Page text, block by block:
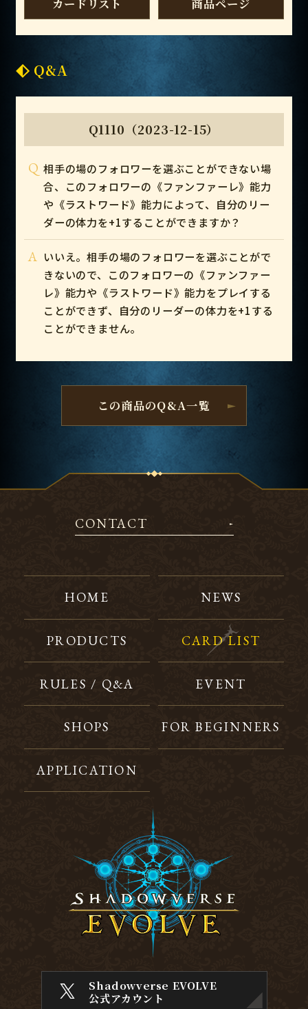
カードリスト 商品ページ
Q&A
Q1110（2023-12-15）
Q 相手の場のフォロワーを選ぶことができない場
合、このフォロワーの《ファンファーレ》能力
や《ラストワード》能力によって、自分のリー
ダーの体力を+1することができますか？
A いいえ。相手の場のフォロワーを選ぶことがで
きないので、このフォロワーの《ファンファー
レ》能力や《ラストワード》能力をプレイする
ことができず、自分のリーダーの体力を+1する
ことができません。
この商品のQ&A一覧
CONTACT
HOME NEWS
PRODUCTS CARD LIST
RULES / Q&A EVENT
SHOPS FOR BEGINNERS
APPLICATION
Shadowverse EVOLVE
公式アカウント